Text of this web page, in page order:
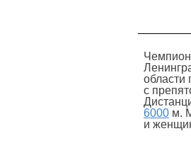
области
с
6000 м.
и